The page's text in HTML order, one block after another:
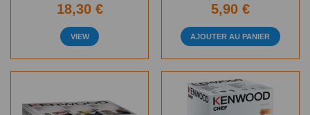
18,30 €
VIEW
5,90 €
AJOUTER AU PANIER